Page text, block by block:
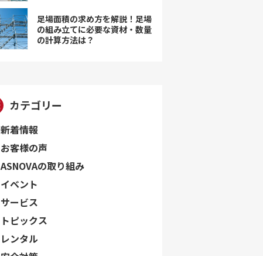
足場面積の求め方を解説！足場
の組み立てに必要な資材・数量
の計算方法は？
カテゴリー
新着情報
お客様の声
ASNOVAの取り組み
イベント
サービス
トピックス
レンタル